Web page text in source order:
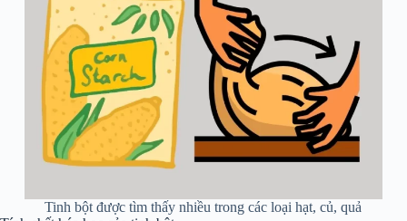
Tinh bột được tìm thấy nhiều trong các loại hạt, củ, quả